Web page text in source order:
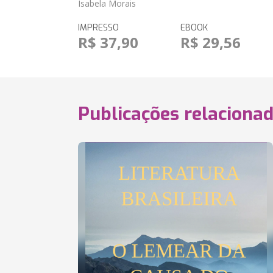
Isabela Morais
IMPRESSO
R$ 37,90
EBOOK
R$ 29,56
Publicações